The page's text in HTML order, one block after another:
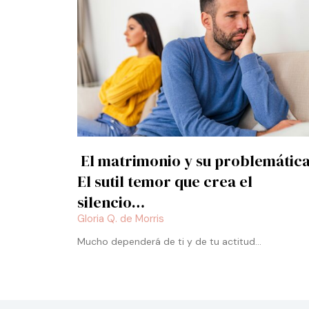
El matrimonio y su
El sutil temor que crea el
silencio…
Gloria Q. de Morris
Mucho dependerá de ti y de tu actitud…